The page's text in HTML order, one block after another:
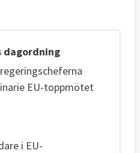
dagordning
EU-toppmötet
i EU-